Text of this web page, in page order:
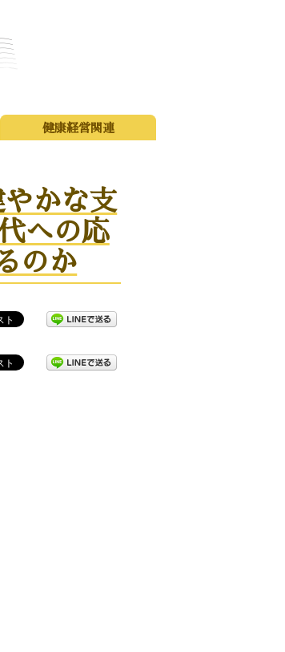
健康経営関連
かな支
への応
のか